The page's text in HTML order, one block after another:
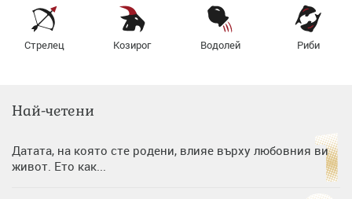
Стрелец Козирог Водолей Риби
Най-четени
Датата, на която сте родени, влияе върху любовния ви
живот. Ето как...